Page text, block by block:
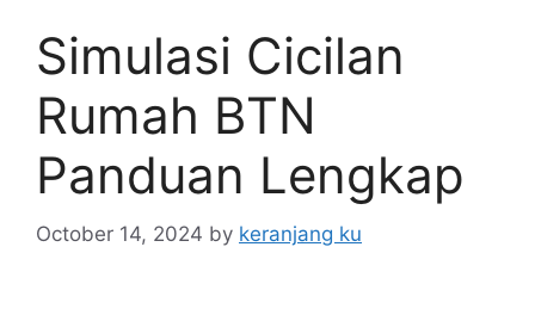
Simulasi Cicilan
Rumah BTN
Panduan Lengkap
October 14, 2024 by keranjang ku